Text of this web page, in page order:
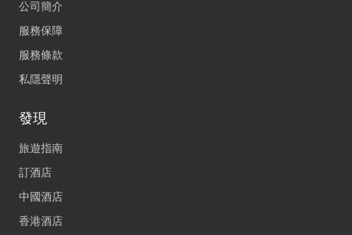
公司簡介
服務保障
服務條款
私隱聲明
發現
旅遊指南
訂酒店
中國酒店
香港酒店